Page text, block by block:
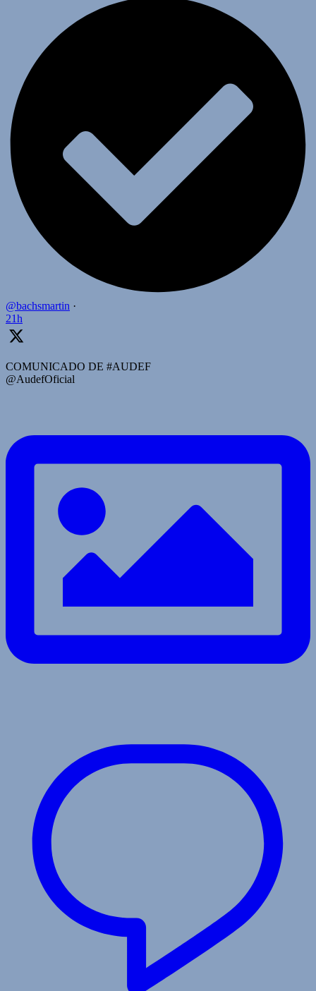
@bachsmartin ·
21h
COMUNICADO DE #AUDEF
@AudefOficial